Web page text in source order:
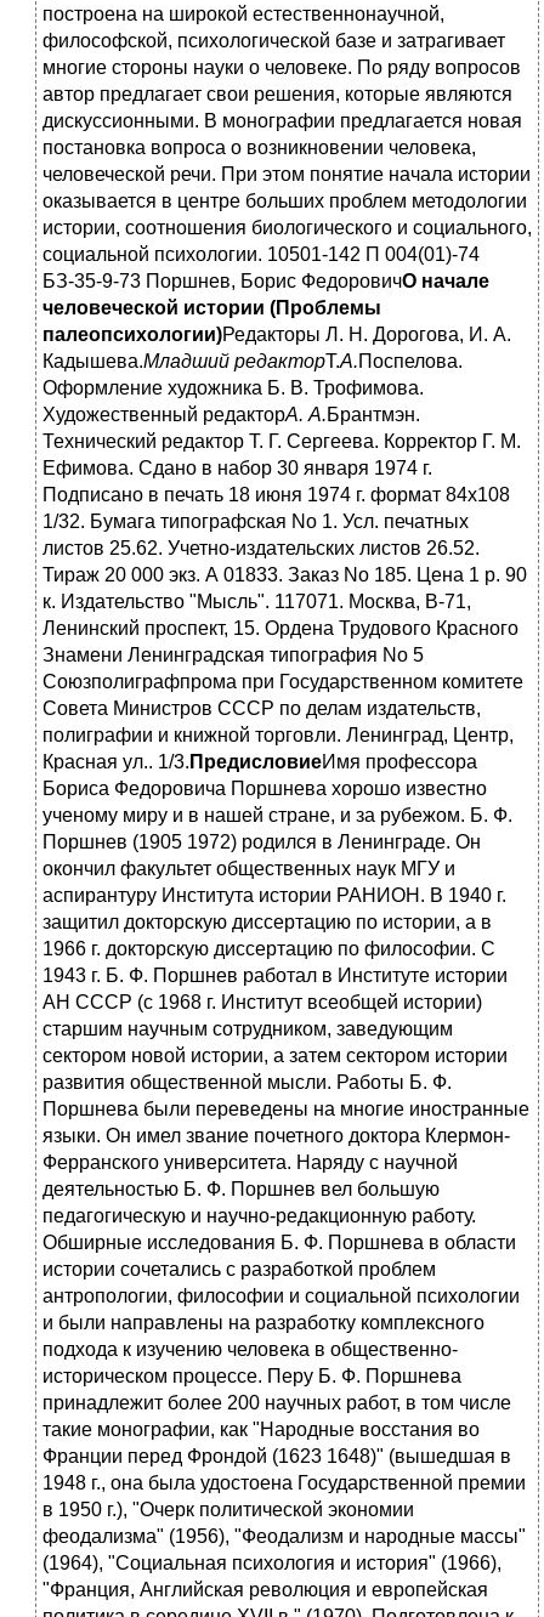
построена на широкой естественнонаучной,
философской, психологической базе и затрагивает
многие стороны науки о человеке. По ряду вопросов
автор предлагает свои решения, которые являются
дискуссионными. В монографии предлагается новая
постановка вопроса о возникновении человека,
человеческой речи. При этом понятие начала истории
оказывается в центре больших проблем методологии
истории, соотношения биологического и социального,
социальной психологии. 10501-142 П 004(01)-74
БЗ-35-9-73 Поршнев, Борис ФедоровичО начале
человеческой истории (Проблемы
палеопсихологии)Редакторы Л. Н. Дорогова, И. А.
Кадышева.Младший редакторТ.А.Поспелова.
Оформление художника Б. В. Трофимова.
Художественный редакторА. А.Брантмэн.
Технический редактор Т. Г. Сергеева. Корректор Г. М.
Ефимова. Сдано в набор 30 января 1974 г.
Подписано в печать 18 июня 1974 г. формат 84х108
1/32. Бумага типографская No 1. Усл. печатных
листов 25.62. Учетно-издательских листов 26.52.
Тираж 20 000 экз. А 01833. Заказ No 185. Цена 1 р. 90
к. Издательство "Мысль". 117071. Москва, В-71,
Ленинский проспект, 15. Ордена Трудового Красного
Знамени Ленинградская типография No 5
Coюзполиграфпрома при Государственном комитете
Совета Министров СССР по делам издательств,
полиграфии и книжной торговли. Ленинград, Центр,
Красная ул.. 1/3. ПредисловиеИмя профессора
Бориса Федоровича Поршнева хорошо известно
ученому миру и в нашей стране, и за рубежом. Б. Ф.
Поршнев (1905 1972) родился в Ленинграде. Он
окончил факультет общественных наук МГУ и
аспирантуру Института истории РАНИОН. В 1940 г.
защитил докторскую диссертацию по истории, а в
1966 г. докторскую диссертацию по философии. С
1943 г. Б. Ф. Поршнев работал в Институте истории
АН СССР (с 1968 г. Институт всеобщей истории)
старшим научным сотрудником, заведующим
сектором новой истории, а затем сектором истории
развития общественной мысли. Работы Б. Ф.
Поршнева были переведены на многие иностранные
языки. Он имел звание почетного доктора Клермон-
Ферранского университета. Наряду с научной
деятельностью Б. Ф. Поршнев вел большую
педагогическую и научно-редакционную работу.
Обширные исследования Б. Ф. Поршнева в области
истории сочетались с разработкой проблем
антропологии, философии и социальной психологии
и были направлены на разработку комплексного
подхода к изучению человека в общественно-
историческом процессе. Перу Б. Ф. Поршнева
принадлежит более 200 научных работ, в том числе
такие монографии, как "Народные восстания во
Франции перед Фрондой (1623 1648)" (вышедшая в
1948 г., она была удостоена Государственной премии
в 1950 г.), "Очерк политической экономии
феодализма" (1956), "Феодализм и народные массы"
(1964), "Социальная психология и история" (1966),
"Франция, Английская революция и европейская